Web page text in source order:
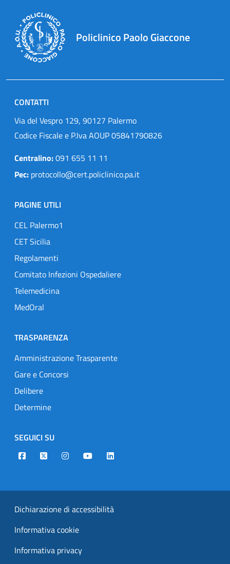
Policlinico Paolo Giaccone
CONTATTI
Via del Vespro 129, 90127 Palermo
Codice Fiscale e P.Iva AOUP 05841790826
Centralino:091 655 11 11
Pec: protocollo@cert.policlinico.pa.it
PAGINE UTILI
CEL Palermo1
CET Sicilia
Regolamenti
Comitato Infezioni Ospedaliere
Telemedicina
MedOral
TRASPARENZA
Amministrazione Trasparente
Gare e Concorsi
Delibere
Determine
SEGUICI SU
Designers Italia
TwitterInstagramYoutubeLinkedin
Dichiarazione di accessibilità
Informativa cookie
Informativa privacy